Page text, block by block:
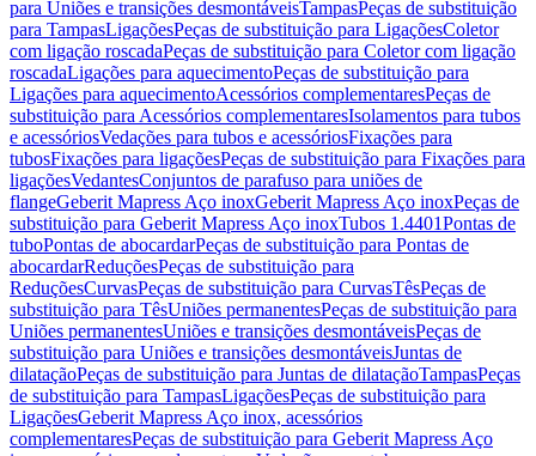
para Uniões e transições desmontáveisTampasPeças de substituição
para TampasLigaçõesPeças de substituição para LigaçõesColetor
com ligação roscadaPeças de substituição para Coletor com ligação
roscadaLigações para aquecimentoPeças de substituição para
Ligações para aquecimentoAcessórios complementaresPeças de
substituição para Acessórios complementaresIsolamentos para tubos
e acessóriosVedações para tubos e acessóriosFixações para
tubosFixações para ligaçõesPeças de substituição para Fixações para
ligaçõesVedantesConjuntos de parafuso para uniões de
flangeGeberit Mapress Aço inoxGeberit Mapress Aço inoxPeças de
substituição para Geberit Mapress Aço inoxTubos 1.4401Pontas de
tuboPontas de abocardarPeças de substituição para Pontas de
abocardarReduçõesPeças de substituição para
ReduçõesCurvasPeças de substituição para CurvasTêsPeças de
substituição para TêsUniões permanentesPeças de substituição para
Uniões permanentesUniões e transições desmontáveisPeças de
substituição para Uniões e transições desmontáveisJuntas de
dilataçãoPeças de substituição para Juntas de dilataçãoTampasPeças
de substituição para TampasLigaçõesPeças de substituição para
LigaçõesGeberit Mapress Aço inox, acessórios
complementaresPeças de substituição para Geberit Mapress Aço